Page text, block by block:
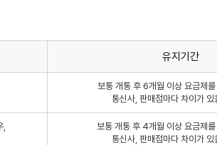
유지기간
보통 개통 후 6개월 이상 요금제
통신사, 판매점마다 차이가 있
보통 개통 후 4개월 이상 요금제
통신사, 판매점마다 차이가 있